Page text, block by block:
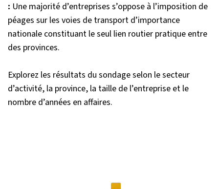
: Une majorité d’entreprises s’oppose à l’imposition de
péages sur les voies de transport d’importance
nationale constituant le seul lien routier pratique entre
des provinces.
Explorez les résultats du sondage selon le secteur
d’activité, la province, la taille de l’entreprise et le
nombre d’années en affaires.